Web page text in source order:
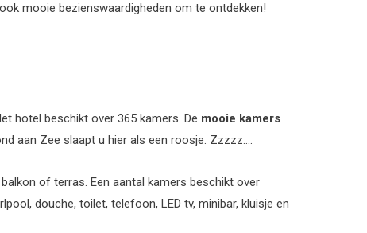
mooie bezienswaardigheden om te ontdekken!
hotel beschikt over 365 kamers. De mooie kamers
aan Zee slaapt u hier als een roosje. Zzzzz….
of terras. Een aantal kamers beschikt over
douche, toilet, telefoon, LED tv, minibar, kluisje en